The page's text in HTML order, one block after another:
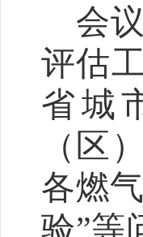
会
评估
省城
（区
各燃
验”等